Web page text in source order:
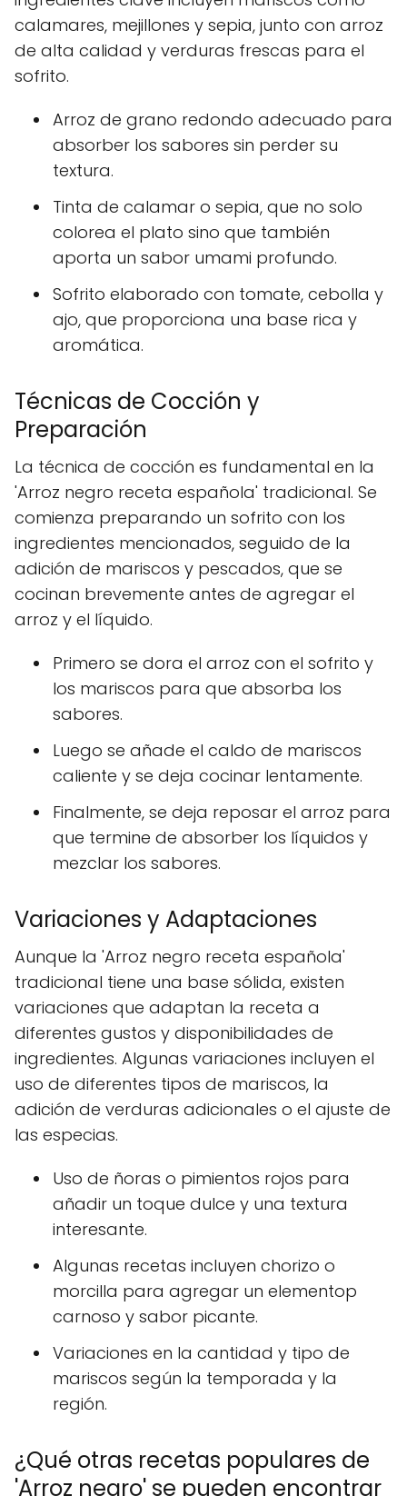
calamares, mejillones y sepia, junto con arroz
de alta calidad y verduras frescas para el
sofrito.
Arroz de grano redondo adecuado para
absorber los sabores sin perder su
textura.
Tinta de calamar o sepia, que no solo
colorea el plato sino que también
aporta un sabor umami profundo.
Sofrito elaborado con tomate, cebolla y
ajo, que proporciona una base rica y
aromática.
Técnicas de Cocción y
Preparación
La técnica de cocción es fundamental en la
'Arroz negro receta española' tradicional. Se
comienza preparando un sofrito con los
ingredientes mencionados, seguido de la
adición de mariscos y pescados, que se
cocinan brevemente antes de agregar el
arroz y el líquido.
Primero se dora el arroz con el sofrito y
los mariscos para que absorba los
sabores.
Luego se añade el caldo de mariscos
caliente y se deja cocinar lentamente.
Finalmente, se deja reposar el arroz para
que termine de absorber los líquidos y
mezclar los sabores.
Variaciones y Adaptaciones
Aunque la 'Arroz negro receta española'
tradicional tiene una base sólida, existen
variaciones que adaptan la receta a
diferentes gustos y disponibilidades de
ingredientes. Algunas variaciones incluyen el
uso de diferentes tipos de mariscos, la
adición de verduras adicionales o el ajuste de
las especias.
Uso de ñoras o pimientos rojos para
añadir un toque dulce y una textura
interesante.
Algunas recetas incluyen chorizo o
morcilla para agregar un elementop
carnoso y sabor picante.
Variaciones en la cantidad y tipo de
mariscos según la temporada y la
región.
¿Qué otras recetas populares de
'Arroz negro' se pueden encontrar